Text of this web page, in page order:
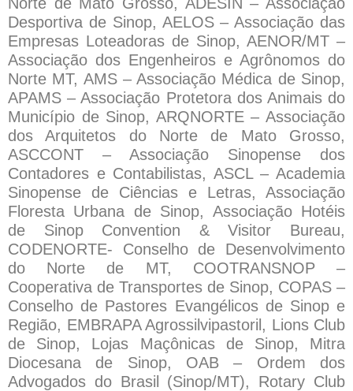
Desportiva de Sinop, AELOS – Associação das
Empresas Loteadoras de Sinop, AENOR/MT –
Associação dos Engenheiros e Agrônomos do
Norte MT, AMS – Associação Médica de Sinop,
APAMS – Associação Protetora dos Animais do
Município de Sinop, ARQNORTE – Associação
dos Arquitetos do Norte de Mato Grosso,
ASCCONT – Associação Sinopense dos
Contadores e Contabilistas, ASCL – Academia
Sinopense de Ciências e Letras, Associação
Floresta Urbana de Sinop, Associação Hotéis
de Sinop Convention & Visitor Bureau,
CODENORTE- Conselho de Desenvolvimento
do Norte de MT, COOTRANSNOP –
Cooperativa de Transportes de Sinop, COPAS –
Conselho de Pastores Evangélicos de Sinop e
Região, EMBRAPA Agrossilvipastoril, Lions Club
de Sinop, Lojas Maçônicas de Sinop, Mitra
Diocesana de Sinop, OAB – Ordem dos
Advogados do Brasil (Sinop/MT), Rotary Club